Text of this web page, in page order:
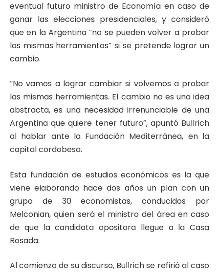
eventual futuro ministro de Economía en caso de
ganar las elecciones presidenciales, y consideró
que en la Argentina “no se pueden volver a probar
las mismas herramientas” si se pretende lograr un
cambio.
“No vamos a lograr cambiar si volvemos a probar
las mismas herramientas. El cambio no es una idea
abstracta, es una necesidad irrenunciable de una
Argentina que quiere tener futuro”, apuntó Bullrich
al hablar ante la Fundación Mediterránea, en la
capital cordobesa.
Esta fundación de estudios económicos es la que
viene elaborando hace dos años un plan con un
grupo de 30 economistas, conducidos por
Melconian, quien será el ministro del área en caso
de que la candidata opositora llegue a la Casa
Rosada.
Al comienzo de su discurso, Bullrich se refirió al caso